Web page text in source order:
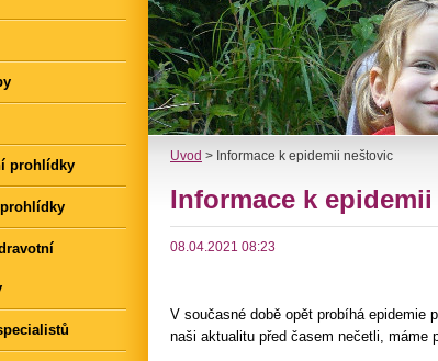
Úvod > Informace k epidemii neštovic
Informace k
08.04.2021 08:23
V současné době opět probíhá epidemie
naši aktualitu před časem nečetli, máme
prohlídky